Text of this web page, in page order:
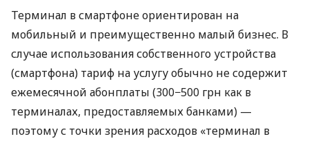
Терминал в смартфоне ориентирован на
мобильный и преимущественно малый бизнес. В
случае использования собственного устройства
(смартфона) тариф на услугу обычно не содержит
ежемесячной абонплаты (300−500 грн как в
терминалах, предоставляемых банками) —
поэтому с точки зрения расходов «терминал в